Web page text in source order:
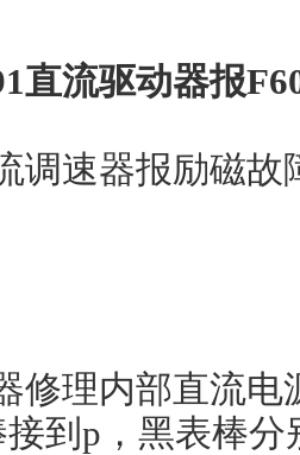
直流驱动器报
调速器报励磁
修理内部直流
到p，黑表棒